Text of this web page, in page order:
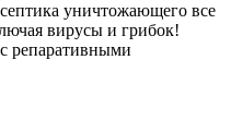
уничтожающего все
вирусы и грибок!
репаративными